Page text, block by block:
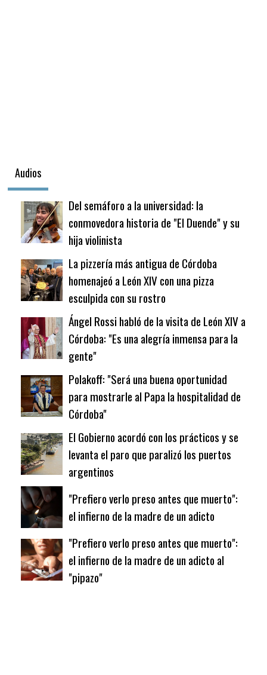
Audios
Del semáforo a la universidad: la
conmovedora historia de "El Duende" y su
hija violinista
La pizzería más antigua de Córdoba
homenajeó a León XIV con una pizza
esculpida con su rostro
Ángel Rossi habló de la visita de León XIV a
Córdoba: "Es una alegría inmensa para la
gente"
Polakoff: "Será una buena oportunidad
para mostrarle al Papa la hospitalidad de
Córdoba"
El Gobierno acordó con los prácticos y se
levanta el paro que paralizó los puertos
argentinos
"Prefiero verlo preso antes que muerto":
el infierno de la madre de un adicto
"Prefiero verlo preso antes que muerto":
el infierno de la madre de un adicto al
"pipazo"